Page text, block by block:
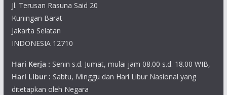
Jl. Terusan Rasuna Said 20
Kuningan Barat
Jakarta Selatan
INDONESIA 12710
Hari Kerja : Senin s.d. Jumat, mulai jam 08.00 s.d. 18.00 WIB,
Hari Libur : Sabtu, Minggu dan Hari Libur Nasional yang
ditetapkan oleh Negara